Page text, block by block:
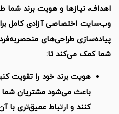
و هویت برند شما طراحی
آزادی کامل برای ایجاد
طراحی‌های منحصربه‌فرد وجود
می‌کند تا:
برند خود را تقویت کنید: یک
می‌شود مشتریان شما به‌راحتی
و ارتباط عمیق‌تری با آن برقرار